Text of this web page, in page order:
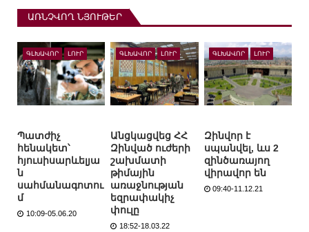
ԱՌՆՉՎՈՂ ՆՅՈՒԹԵՐ
ԳԼԽԱՎՈՐ ԼՈՒՐ
Պատժիչ
հենակետ՝
հյուսիսարևելյա
ն
սահմանագոտու
մ
10:09-05.06.20
ԳԼԽԱՎՈՐ ԼՈՒՐ
Անցկացվեց ՀՀ
Զինված ուժերի
շախմատի
թիմային
առաջնության
եզրափակիչ
փուլը
18:52-18.03.22
ԳԼԽԱՎՈՐ ԼՈՒՐ
Զինվոր է
սպանվել, ևս 2
զինծառայող
վիրավոր են
09:40-11.12.21